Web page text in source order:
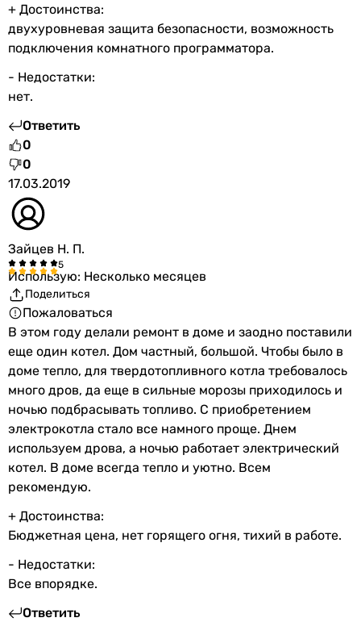
+ Достоинства:
двухуровневая защита безопасности, возможность
подключения комнатного программатора.
- Недостатки:
нет.
Ответить
0
0
17.03.2019
Зайцев Н. П.
Использую: Несколько месяцев
Поделиться
Пожаловаться
В этом году делали ремонт в доме и заодно поставили
еще один котел. Дом частный, большой. Чтобы было в
доме тепло, для твердотопливного котла требовалось
много дров, да еще в сильные морозы приходилось и
ночью подбрасывать топливо. С приобретением
электрокотла стало все намного проще. Днем
используем дрова, а ночью работает электрический
котел. В доме всегда тепло и уютно. Всем
рекомендую.
+ Достоинства:
Бюджетная цена, нет горящего огня, тихий в работе.
- Недостатки:
Все впорядке.
Ответить